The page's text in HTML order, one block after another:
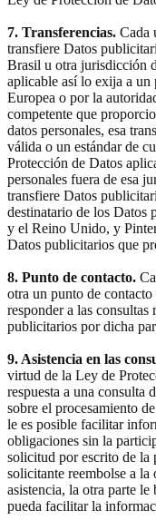
7. Transferencias. Cada
transfiere Datos
Brasil u otra jurisdicción
aplicable así lo exija a
Europea o por la
competente que
datos personales, esa
válida o un estándar de
Protección de Datos
personales fuera de esa
transfiere Datos
destinatario de los Datos
y el Reino Unido, y
Datos publicitarios que
8. Punto de contacto.
otra un punto de
responder a las
publicitarios por dicha
9. Asistencia en las
virtud de la Ley de
respuesta a una consulta
sobre el procesamiento
le es posible facilitar
obligaciones sin la
solicitud por escrito de la
solicitante reembolse a la
asistencia, la otra parte le
pueda facilitar la